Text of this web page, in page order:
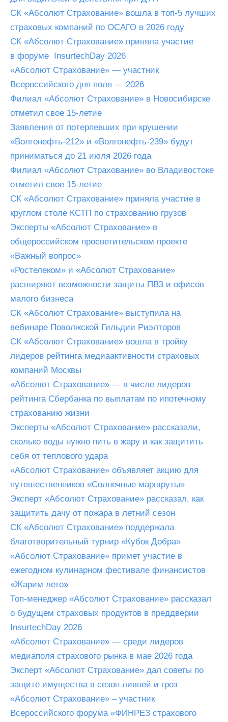
СК «Абсолют Страхование» вошла в топ-5 лучших
страховых компаний по ОСАГО в 2026 году
СК «Абсолют Страхование» приняла участие
в форуме InsurtechDay 2026
«Абсолют Страхование» — участник
Всероссийского дня поля — 2026
Филиал «Абсолют Страхование» в Новосибирске
отметил свое 15-летие
Заявления от потерпевших при крушении
«Волгонефть-212» и «Волгонефть-239» будут
приниматься до 21 июля 2026 года
Филиал «Абсолют Страхование» во Владивостоке
отметил свое 15-летие
СК «Абсолют Страхование» приняла участие в
круглом столе КСТП по страхованию грузов
Эксперты «Абсолют Страхование» в
общероссийском просветительском проекте
«Важный вопрос»
«Ростелеком» и «Абсолют Страхование»
расширяют возможности защиты ПВЗ и офисов
малого бизнеса
СК «Абсолют Страхование» выступила на
вебинаре Поволжской Гильдии Риэлторов
СК «Абсолют Страхование» вошла в тройку
лидеров рейтинга медиаактивности страховых
компаний Москвы
«Абсолют Страхование» — в числе лидеров
рейтинга Сбербанка по выплатам по ипотечному
страхованию жизни
Эксперты «Абсолют Страхование» рассказали,
сколько воды нужно пить в жару и как защитить
себя от теплового удара
«Абсолют Страхование» объявляет акцию для
путешественников «Солнечные маршруты»
Эксперт «Абсолют Страхование» рассказал, как
защитить дачу от пожара в летний сезон
СК «Абсолют Страхование» поддержала
благотворительный турнир «Кубок Добра»
«Абсолют Страхование» примет участие в
ежегодном кулинарном фестивале финансистов
«Жарим лето»
Топ-менеджер «Абсолют Страхование» рассказал
о будущем страховых продуктов в преддверии
InsurtechDay 2026
«Абсолют Страхование» — среди лидеров
медиаполя страхового рынка в мае 2026 года
Эксперт «Абсолют Страхование» дал советы по
защите имущества в сезон ливней и гроз
«Абсолют Страхование» – участник
Всероссийского форума «ФИНРЕЗ страхового